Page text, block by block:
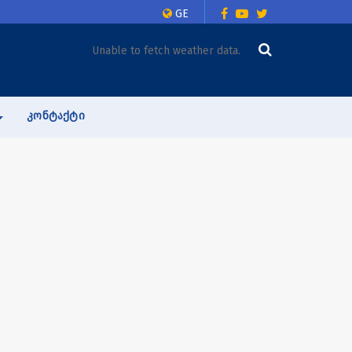
GE
Unable to fetch weather data.
ᲙᲝᲜᲢᲐᲥᲢᲘ